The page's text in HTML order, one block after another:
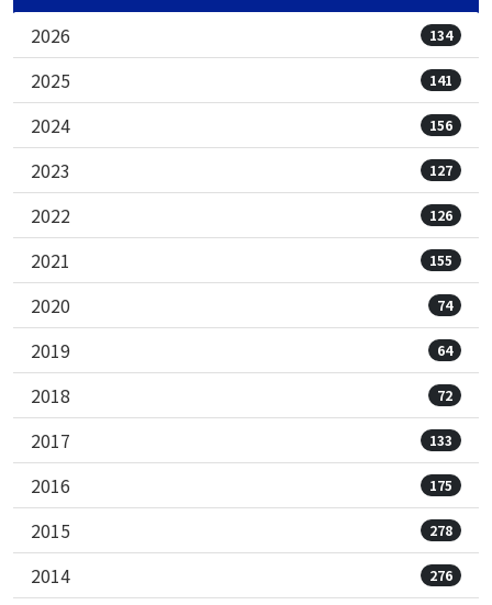
2026
134
2025 141
2024 156
2023 127
2022 126
2021 155
2020 74
2019 64
2018 72
2017 133
2016 175
2015 278
2014 276